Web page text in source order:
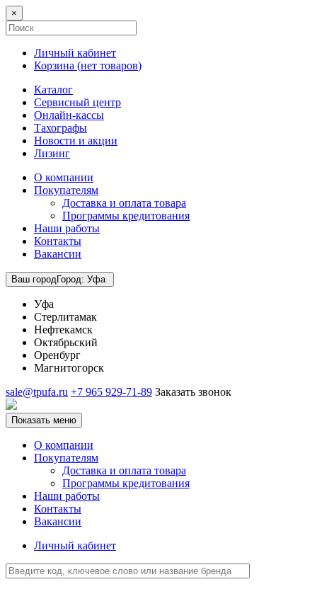
×
Личный кабинет
Корзина (нет товаров)
Каталог
Сервисный центр
Онлайн-кассы
Тахографы
Новости и акции
Лизинг
О компании
Покупателям
Доставка и оплата товара
Программы кредитования
Наши работы
Контакты
Вакансии
Ваш городГород: Уфа
Уфа
Стерлитамак
Нефтекамск
Октябрьский
Оренбург
Магнитогорск
sale@tpufa.ru +7 965 929-71-89 Заказать звонок
Показать меню
О компании
Покупателям
Доставка и оплата товара
Программы кредитования
Наши работы
Контакты
Вакансии
Личный кабинет